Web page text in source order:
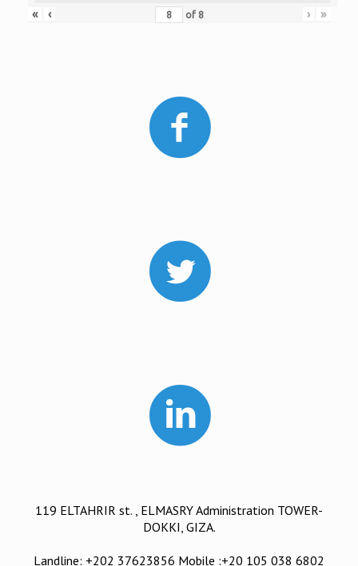
«
‹ of 8 › »
119 ELTAHRIR st. , ELMASRY Administration TOWER-
DOKKI, GIZA.
Landline: +202 37623856 Mobile :+20 105 038 6802